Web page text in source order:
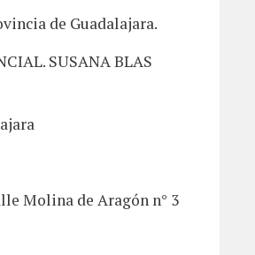
de Guadalajara.
SUSANA BLAS
Molina de Aragón n° 3